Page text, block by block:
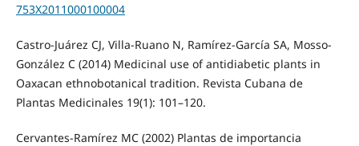
753X2011000100004
Castro-Juárez CJ, Villa-Ruano N, Ramírez-García SA, Mosso-
González C (2014) Medicinal use of antidiabetic plants in
Oaxacan ethnobotanical tradition. Revista Cubana de
Plantas Medicinales 19(1): 101–120.
Cervantes-Ramírez MC (2002) Plantas de importancia